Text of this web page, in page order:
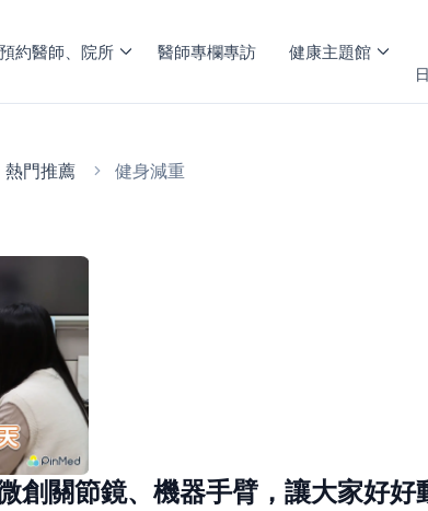
約醫師、院所 醫師專欄專訪 健康主題館
熱門推薦 健身減重
創關節鏡、機器手臂，讓大家好好